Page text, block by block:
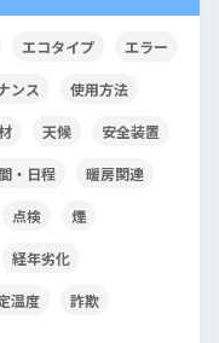
エコタイプ エラー
ンス 使用方法
天候 安全装置
・日程 暖房関連
点検 煙
経年劣化
温度 詐欺